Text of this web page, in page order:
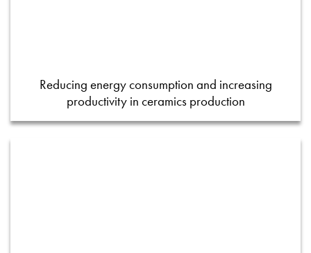
Reducing energy consumption and increasing
productivity in ceramics production